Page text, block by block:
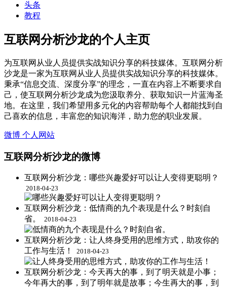
头条
教程
互联网分析沙龙的个人主页
为互联网从业人员提供实战知识分享的科技媒体。互联网分析
沙龙是一家为互联网从业人员提供实战知识分享的科技媒体。
秉承“信息交流、深度分享”的理念，一直在内容上不断要求自
己，使互联网分析沙龙成为您汲取养分、获取知识一片蓝海圣
地。在这里，我们希望用多元化的内容帮助每个人都能找到自
己喜欢的信息，丰富您的知识海洋，助力您的职业发展。
微博 个人网站
互联网分析沙龙的微博
互联网分析沙龙：哪些兴趣爱好可以让人变得更聪明？ ​
2018-04-23
互联网分析沙龙：低情商的九个表现是什么？时刻自
省。 ​​​​
2018-04-23
互联网分析沙龙：让人终身受用的思维方式，助攻你的
工作与生活！ ​​​​
2018-04-23
互联网分析沙龙：今天再大的事，到了明天就是小事；
今年再大的事，到了明年就是故事；今生再大的事，到